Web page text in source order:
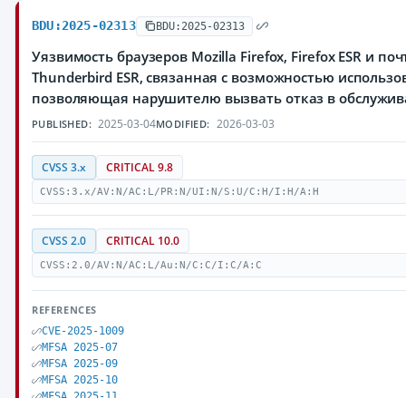
BDU:2025-02313 BDU:2025-02313
Уязвимость браузеров Mozilla Firefox, Firefox ESR и
Thunderbird ESR, связанная с возможностью
позволяющая нарушителю вызвать отказ в
PUBLISHED: 2025-03-04MODIFIED: 2026-03-03
CVSS 3.x CRITICAL 9.8
CVSS:3.x/AV:N/AC:L/PR:N/UI:N/S:U/C:H/I:H/A:H
CVSS 2.0 CRITICAL 10.0
CVSS:2.0/AV:N/AC:L/Au:N/C:C/I:C/A:C
REFERENCES
CVE-2025-1009
MFSA 2025-07
MFSA 2025-09
MFSA 2025-10